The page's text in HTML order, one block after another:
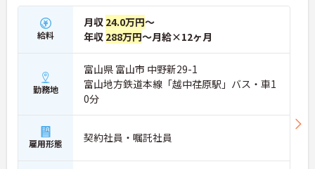
給料
月収 24.0万円～
年収 288万円～月給×12ヶ月
勤務地
富山県 富山市 中野新29-1
富山地方鉄道本線「越中荏原駅」バス・車1
0分
雇用形態 契約社員・嘱託社員